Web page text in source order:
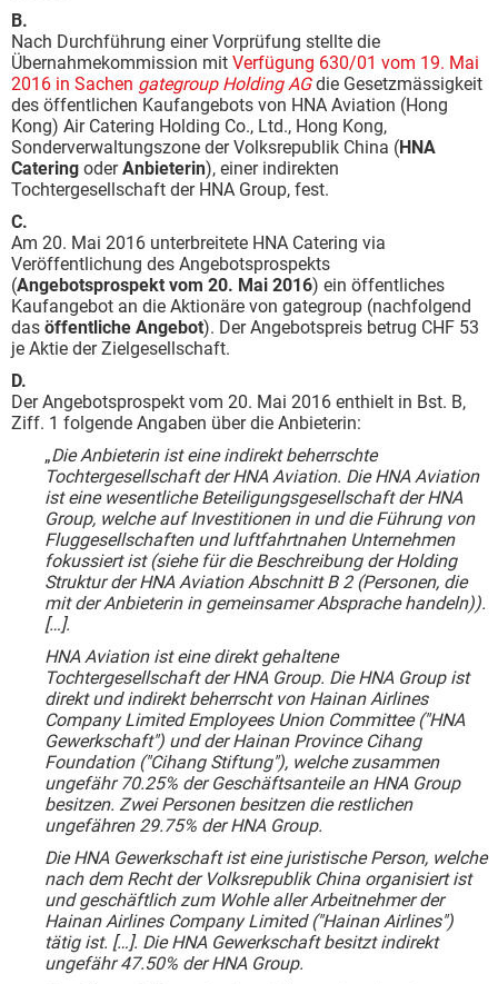
B.
Nach Durchführung einer Vorprüfung stellte die
Übernahmekommission mit Verfügung 630/01 vom 19. Mai
2016 in Sachen gategroup Holding AGdie Gesetzmässigkeit
des öffentlichen Kaufangebots von HNA Aviation (Hong
Kong) Air Catering Holding Co., Ltd., Hong Kong,
Sonderverwaltungszone der Volksrepublik China (HNA
Catering oderAnbieterin), einer indirekten
Tochtergesellschaft der HNA Group, fest.
C.
Am 20. Mai 2016 unterbreitete HNA Catering via
Veröffentlichung des Angebotsprospekts
(Angebotsprospekt vom 20. Mai 2016) ein öffentliches
Kaufangebot an die Aktionäre von gategroup (nachfolgend
das öffentliche Angebot). Der Angebotspreis betrug CHF 53
je Aktie der Zielgesellschaft.
D.
Der Angebotsprospekt vom 20. Mai 2016 enthielt in Bst. B,
Ziff. 1 folgende Angaben über die Anbieterin:
„Die Anbieterin ist eine indirekt beherrschte
Tochtergesellschaft der HNA Aviation. Die HNA Aviation
ist eine wesentliche Beteiligungsgesellschaft der HNA
Group, welche auf Investitionen in und die Führung von
Fluggesellschaften und luftfahrtnahen Unternehmen
fokussiert ist (siehe für die Beschreibung der Holding
Struktur der HNA Aviation Abschnitt B 2 (Personen, die
mit der Anbieterin in gemeinsamer Absprache handeln)).
[…].
HNA Aviation ist eine direkt gehaltene
Tochtergesellschaft der HNA Group. Die HNA Group ist
direkt und indirekt beherrscht von Hainan Airlines
Company Limited Employees Union Committee ("HNA
Gewerkschaft") und der Hainan Province Cihang
Foundation ("Cihang Stiftung"), welche zusammen
ungefähr 70.25% der Geschäftsanteile an HNA Group
besitzen. Zwei Personen besitzen die restlichen
ungefähren 29.75% der HNA Group.
Die HNA Gewerkschaft ist eine juristische Person, welche
nach dem Recht der Volksrepublik China organisiert ist
und geschäftlich zum Wohle aller Arbeitnehmer der
Hainan Airlines Company Limited ("Hainan Airlines")
tätig ist. […]. Die HNA Gewerkschaft besitzt indirekt
ungefähr 47.50% der HNA Group.